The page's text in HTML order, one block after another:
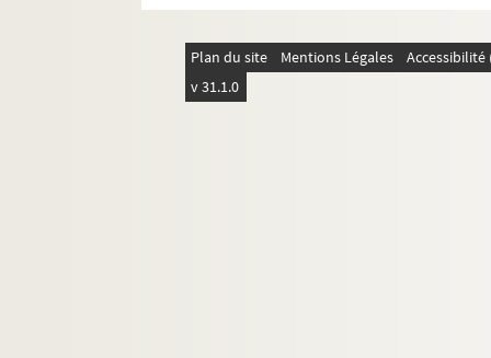
Plan du site Mentions Légales
v 31.1.0